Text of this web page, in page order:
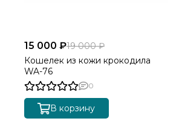
15 000 ₽19 000 ₽
Кошелек из кожи крокодила
WA-76
0
В корзину